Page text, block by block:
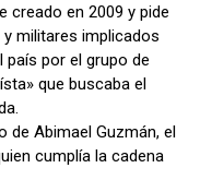
creado en 2009 y pide
militares implicados
país por el grupo de
que buscaba el
de Abimael Guzmán, el
cumplía la cadena